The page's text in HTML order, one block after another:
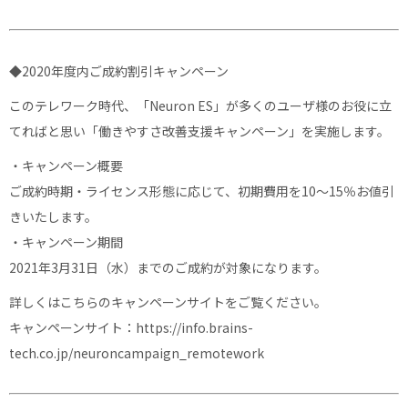
◆2020年度内ご成約割引キャンペーン
このテレワーク時代、「Neuron ES」が多くのユーザ様のお役に立
てればと思い「働きやすさ改善支援キャンペーン」を実施します。
・キャンペーン概要
ご成約時期・ライセンス形態に応じて、初期費用を10〜15％お値引
きいたします。
・キャンペーン期間
2021年3月31日（水）までのご成約が対象になります。
詳しくはこちらのキャンペーンサイトをご覧ください。
キャンペーンサイト： https://info.brains-
tech.co.jp/neuroncampaign_remotework